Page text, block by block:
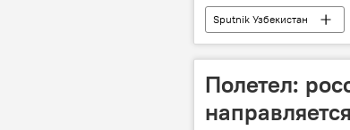
Sputnik Узбекистан
Полетел: